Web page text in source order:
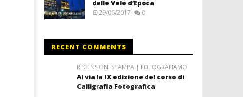
delle Vele d’Epoca
29/06/2017 0
RECENT COMMENTS
RECENSIONI STAMPA | FOTOGRAFIAMO
Al via la IX edizione del corso di
Calligrafia Fotografica